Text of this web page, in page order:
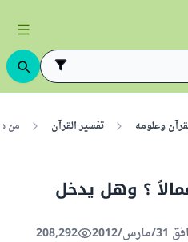
وعلومه تفسير القرآن من
؟ وهل يدخل
208,292